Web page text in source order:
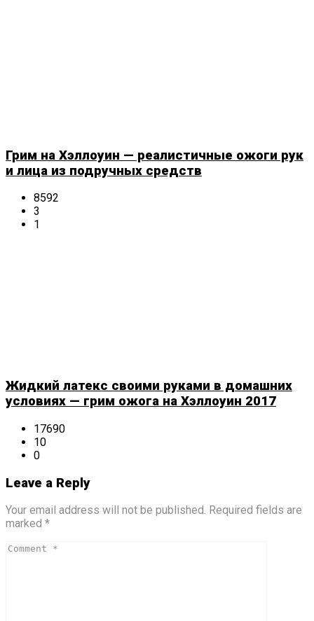
Грим на Хэллоуин — реалистичные ожоги рук
и лица из подручных средств
8592
3
1
Жидкий латекс своими руками в домашних
условиях — грим ожога на Хэллоуин 2017
17690
10
0
Leave a Reply
Your email address will not be published. Required fields are
marked *